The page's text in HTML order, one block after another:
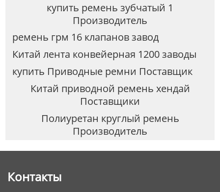
купить ремень зубчатый 1
Производитель
ремень грм 16 клапанов завод
Китай лента конвейерная 1200 заводы
купить Приводные ремни Поставщик
Китай приводной ремень хендай
Поставщики
Полиуретан круглый ремень
Производитель
Контакты